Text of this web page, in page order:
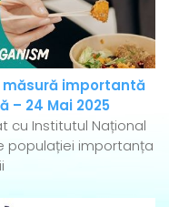
măsură importantă
24 Mai 2025
cu Institutul Național
populației importanța